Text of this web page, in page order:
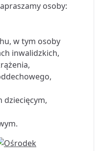
osoby:
w tym osoby
inwalidzkich,
dziecięcym,